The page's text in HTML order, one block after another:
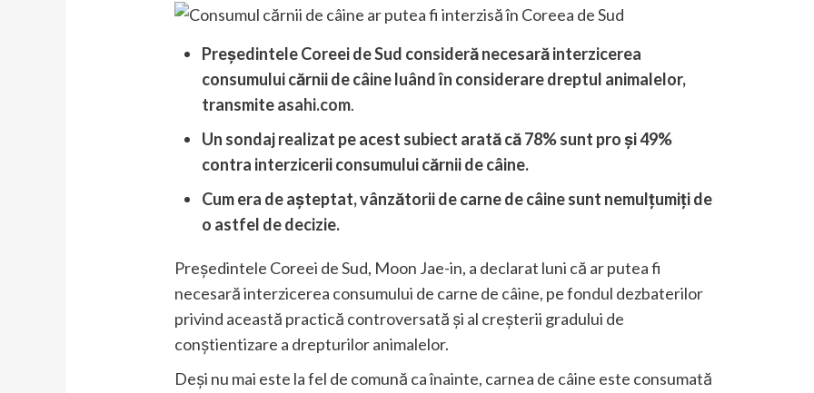
Președintele Coreei de Sud consideră necesară interzicerea
consumului cărnii de câine luând în considerare dreptul animalelor,
transmiteasahi.com.
Un sondaj realizat pe acest subiect arată că 78% sunt pro și 49%
contra interzicerii consumului cărnii de câine.
Cum era de așteptat, vânzătorii de carne de câine sunt nemulțumiți de
o astfel de decizie.
Președintele Coreei de Sud, Moon Jae-in, a declarat luni că ar putea fi
necesară interzicerea consumului de carne de câine, pe fondul dezbaterilor
privind această practică controversată și al creșterii gradului de
conștientizare a drepturilor animalelor.
Deși nu mai este la fel de comună ca înainte, carnea de câine este consumată